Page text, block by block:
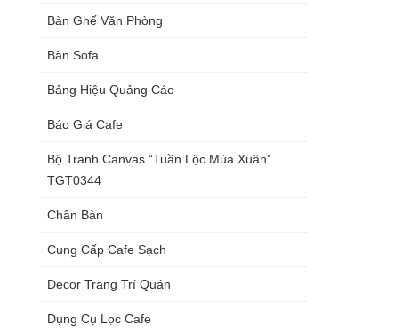
Bàn Ghế Văn Phòng
Bàn Sofa
Bảng Hiệu Quảng Cáo
Báo Giá Cafe
Bộ Tranh Canvas “Tuần Lộc Mùa Xuân”
TGT0344
Chân Bàn
Cung Cấp Cafe Sạch
Decor Trang Trí Quán
Dụng Cụ Lọc Cafe